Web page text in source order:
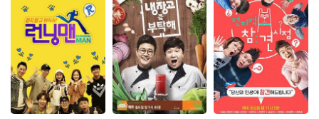
开真相？
花与羁绊，也在真
挚的恋爱中寻求“人
生重启”的蜕变。
《我家的熊孩子》
是一档韩国脱口秀
节目。节目主要关
注家长与孩子之间
的问题。你对孩子
了解多少？今天孩
子和谁见面了，又
发生了什么样的故
韩国KBS电视台综
艺节目，也是该台
Happy Sunday的
长寿环节之一。标
榜真实野生道路真
人秀，描绘6个男
人横冲直撞背包旅
行的旅行综艺节